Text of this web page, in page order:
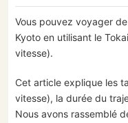
Vous pouvez voyager
Kyoto en utilisant le
vitesse).
Cet article explique les
vitesse), la durée du
Nous avons rassemblé